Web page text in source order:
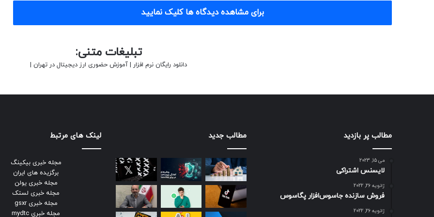
برای مشاهده دیدگاه ها کلیک نمایید
تبلیغات متنی:
دانلود رایگان نرم افزار | آموزش حضوری ارز دیجیتال در تهران |
مطالب پر بازدید
می 15, 2023
لایسنس اشتراکی
ژانویه 26, 2022
فروش سازنده جاسوس‌افزار پگاسوس
ژانویه 26, 2022
مطالب جدید لینک های مرتبط
مجله خبری بیکینگ
برگزیده های ایران
مجله خبری یولن
مجله خبری لستک
مجله خبری gsxr
مجله خبری mydtc